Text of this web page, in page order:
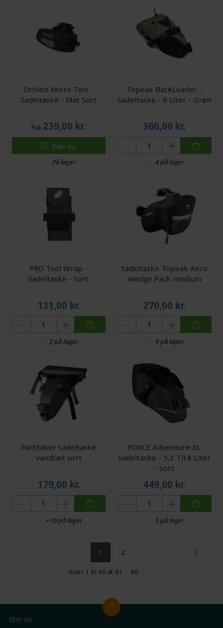
Ortlieb Micro Two -
Sadeltaske - Mat Sort
Fra 239,00 kr.
Køb nu
På lager
Topeak BackLoader -
Sadeltaske - 6 Liter - Grøn
360,00 kr.
4 på lager
PRO Tool Wrap -
Sadeltaske - Sort
131,00 kr.
2 på lager
Sadeltaske Topeak Aero
Wedge Pack medium
270,00 kr.
9 på lager
Pathtaker sadeltaske
vandtæt sort
179,00 kr.
+10 på lager
FORCE Adventure XL
Sadeltaske - 5,3 Til 8 Liter
- Sort
449,00 kr.
5 på lager
1 2
Viser 1 til 40 af 61 40
Om os